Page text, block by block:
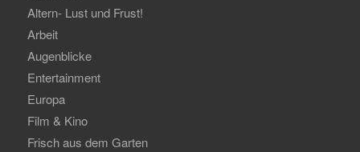
Altern- Lust und Frust!
Arbeit
Augenblicke
Entertainment
Europa
Film & Kino
Frisch aus dem Garten